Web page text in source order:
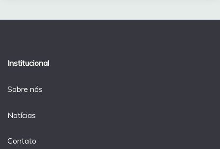
Institucional
Sobre nós
Notícias
Contato